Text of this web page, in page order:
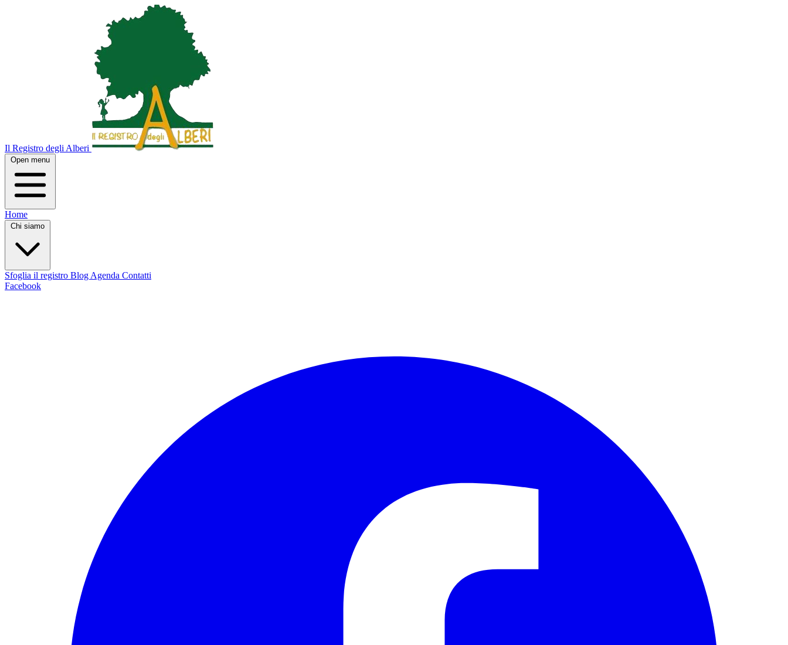
Il Registro degli Alberi
Open menu
Home
Chi siamo
Sfoglia il registro Blog Agenda Contatti
Facebook